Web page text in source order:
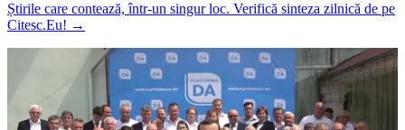
Știrile care contează, într-un singur loc. Verifică sinteza zilnică de pe
Citesc.Eu! →